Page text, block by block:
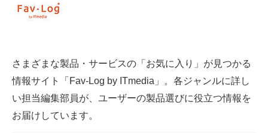
IT製品の技術・比較・事例
モノづくり技術者専門サイト
エレクトロニクス専門サイト
電子設計の基本と応用
さまざまな製品・サービスの「お気に入り」が見つかる
情報サイト「Fav-Log by ITmedia」。各ジャンルに詳し
い担当編集部員が、ユーザーの製品選びに役立つ情報を
お届けしています。